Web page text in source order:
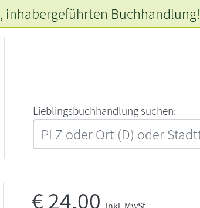
L‍i‍e‍b‍l‍i‍n‍g‍s‍b‍u‍c‍h‍h‍a‍n‍d‍l‍u‍n‍g‍ ‍s‍u‍c‍h‍e‍n‍:‍
, inhabergeführten Buchhandlung!
€24,00